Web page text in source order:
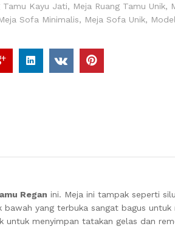
Tamu Kayu Jati, Meja Ruang Tamu Unik,
Sofa Minimalis, Meja Sofa Unik,
Regan ini. Meja ini tampak seperti
yang terbuka sangat bagus untuk
untuk menyimpan tatakan gelas dan